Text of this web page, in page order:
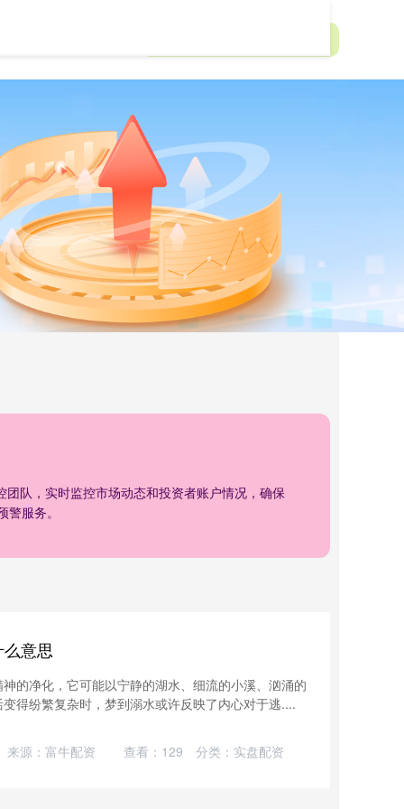
队，实时监控市场动态和投资者账户情况，确保
服务。
意思
的净化，它可能以宁静的湖水、细流的小溪、汹涌的
得纷繁复杂时，梦到溺水或许反映了内心对于逃....
来源：富牛配资 查看： 129 分类： 实盘配资